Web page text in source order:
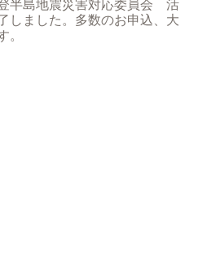
半島地震災害対応委員会 活
しました。多数のお申込、大
。